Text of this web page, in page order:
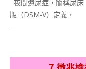
04
夜間遺尿症，簡稱尿
版（DSM-V）定義，